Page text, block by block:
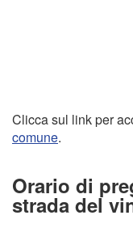
Clicca sul link per
comune.
Orario di
strada del